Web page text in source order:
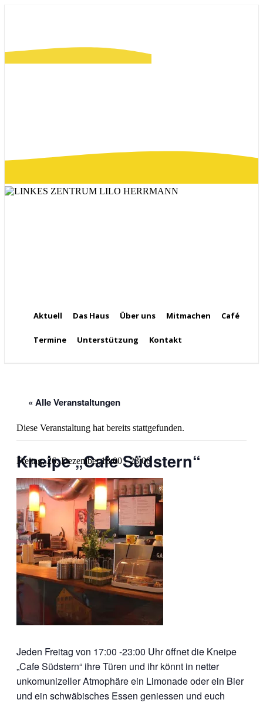
Aktuell Das Haus Über uns Mitmachen Café
Termine Unterstützung Kontakt
« Alle Veranstaltungen
Diese Veranstaltung hat bereits stattgefunden.
Kneipe „Cafe Südstern“
Freitag, 26. Dezember,18:00-23:00
Jeden Freitag von 17:00 -23:00 Uhr öffnet die Kneipe
„Cafe Südstern“ ihre Türen und ihr könnt in netter
unkomunizeller Atmophäre ein Limonade oder ein Bier
und ein schwäbisches Essen geniessen und euch